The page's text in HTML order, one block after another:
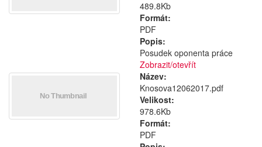
489.8Kb
Formát:
PDF
Popis:
Posudek oponenta práce
Zobrazit/otevřít
Název:
Knosova12062017.pdf
Velikost:
978.6Kb
Formát:
PDF